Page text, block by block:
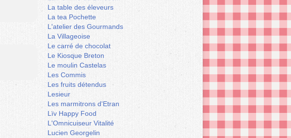
La table des éleveurs
La tea Pochette
L'atelier des Gourmands
La Villageoise
Le carré de chocolat
Le Kiosque Breton
Le moulin Castelas
Les Commis
Les fruits détendus
Lesieur
Les marmitrons d'Etran
Lïv Happy Food
L'Omnicuiseur Vitalité
Lucien Georgelin